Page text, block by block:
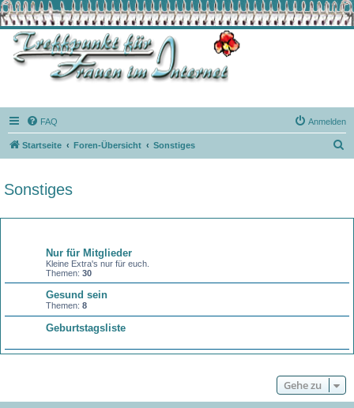
FAQ Anmelden
Startseite Foren-Übersicht Sonstiges
e
Sonstiges
Nur für Mitglieder
Kleine Extra's nur für euch.
Themen: 30
Gesund sein
Themen: 8
Geburtstagsliste
Gehe zu